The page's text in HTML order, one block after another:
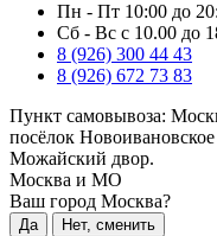
Пн - Пт 10:00 до
Сб - Вс с 10.00 до
8 (926) 300 44 43
8 (926) 672 73 83
Пункт самовывоза:
посёлок
Можайский двор.
Москва и МО
Ваш город Москва?
Да Нет, сменить